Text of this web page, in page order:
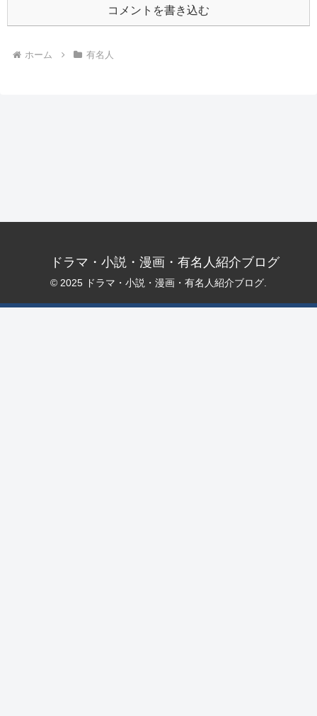
コメントを書き込む
ホーム 有名人
ドラマ・小説・漫画・有名人紹介ブログ
© 2025 ドラマ・小説・漫画・有名人紹介ブログ.